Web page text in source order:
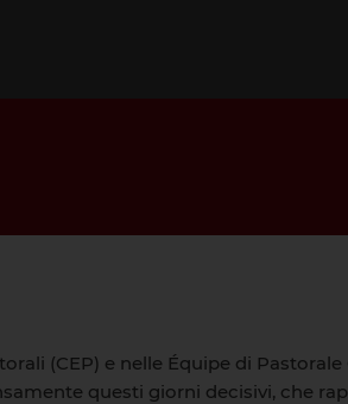
(CEP) e nelle Équipe di
questi giorni decisivi, che